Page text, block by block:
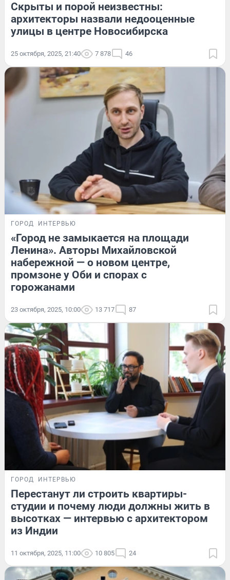
Скрыты и порой неизвестны:
архитекторы назвали недооценные
улицы в центре Новосибирска
25 октября, 2025, 21:40 7 878 46
ГОРОД ИНТЕРВЬЮ
«Город не замыкается на площади
Ленина». Авторы Михайловской
набережной — о новом центре,
промзоне у Оби и спорах с
горожанами
23 октября, 2025, 10:00 13 717 87
ГОРОД ИНТЕРВЬЮ
Перестанут ли строить квартиры-
студии и почему люди должны жить в
высотках — интервью с архитектором
из Индии
11 октября, 2025, 11:00 10 805 24